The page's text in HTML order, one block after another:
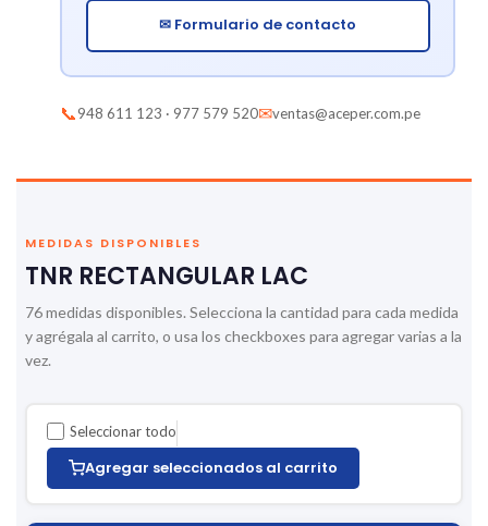
✉ Formulario de contacto
📞948 611 123 · 977 579 520✉ventas@aceper.com.pe
MEDIDAS DISPONIBLES
TNR RECTANGULAR LAC
76 medidas disponibles. Selecciona la cantidad para cada medida
y agrégala al carrito, o usa los checkboxes para agregar varias a la
vez.
Seleccionar todo
Agregar seleccionados al carrito